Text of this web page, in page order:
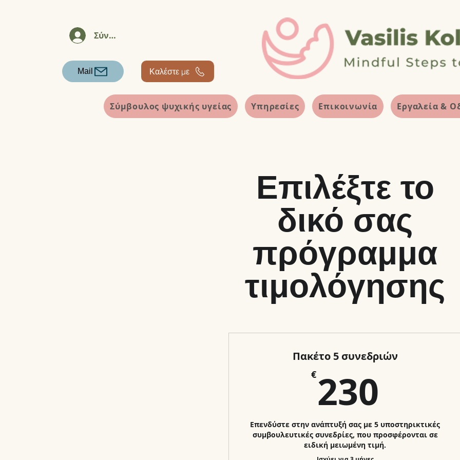
Σύνδεση
Mail Καλέστε με
Σύμβουλος ψυχικής υγείας Υπηρεσίες Επικοινωνία Εργαλεία &
Επιλέξτε το
δικό σας
πρόγραμμα
τιμολόγησης
Πακέτο 5 συνεδριών
€230
Επενδύστε στην ανάπτυξή σας με 5 υποστηρικτικές
συμβουλευτικές συνεδρίες, που προσφέρονται σε
ειδική μειωμένη τιμή.